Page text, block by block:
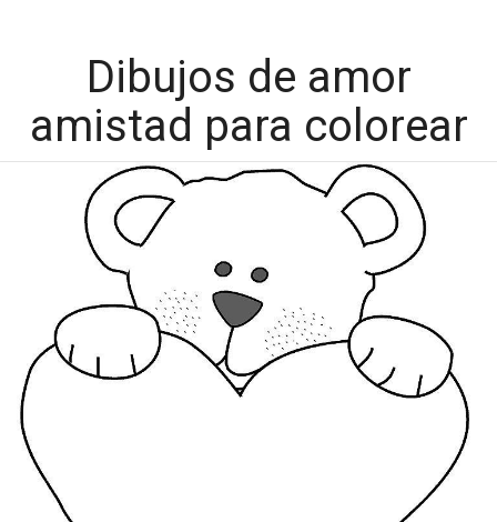
Dibujos de amor
amistad para colorear